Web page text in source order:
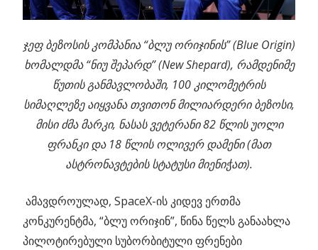
ჯეფ ბეზოსის კომპანია “ბლუ ორიჯინის” (Blue Origin)
ხომალდმა “ნიუ შეპარდ” (New Shepard), რამდენიმე
წუთის განმავლობაში, 100 კილომეტრის
სიმაღლეზე აიყვანა თვითონ მილიარდერი ბეზოსი,
მისი ძმა მარკი, ნასას ვეტერანი 82 წლის უოლი
ფრანკი და 18 წლის ოლივერ დამენი (მათ
ასტრონავტების სტატუსი მიენიჭათ).
ამავდროულად, SpaceX-ის კიდევ ერთმა
კონკურენტმა, “ბლუ ორიჯინ”, წინა წელს განაახლა
პილოტირებული სუბორბიტული ფრენები